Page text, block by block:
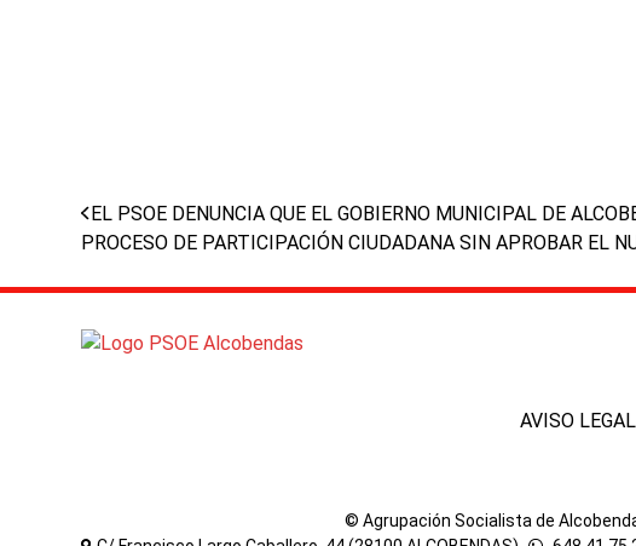
previous
post:
EL PSOE DENUNCIA QUE EL GOBIERNO MUNICIPAL DE
PROCESO DE PARTICIPACIÓN CIUDADANA SIN APROBAR EL
AVISO LEGAL
© Agrupación Socialista de